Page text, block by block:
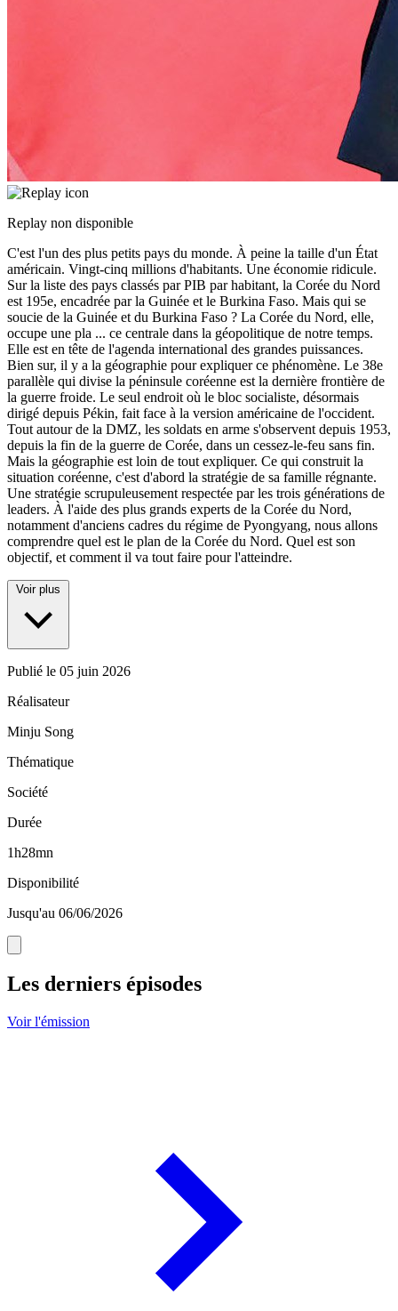
Replay non disponible
C'est l'un des plus petits pays du monde. À peine la taille d'un État
américain. Vingt-cinq millions d'habitants. Une économie ridicule.
Sur la liste des pays classés par PIB par habitant, la Corée du Nord
est 195e, encadrée par la Guinée et le Burkina Faso. Mais qui se
soucie de la Guinée et du Burkina Faso ? La Corée du Nord, elle,
occupe une pla ... ce centrale dans la géopolitique de notre temps.
Elle est en tête de l'agenda international des grandes puissances.
Bien sur, il y a la géographie pour expliquer ce phénomène. Le 38e
parallèle qui divise la péninsule coréenne est la dernière frontière de
la guerre froide. Le seul endroit où le bloc socialiste, désormais
dirigé depuis Pékin, fait face à la version américaine de l'occident.
Tout autour de la DMZ, les soldats en arme s'observent depuis 1953,
depuis la fin de la guerre de Corée, dans un cessez-le-feu sans fin.
Mais la géographie est loin de tout expliquer. Ce qui construit la
situation coréenne, c'est d'abord la stratégie de sa famille régnante.
Une stratégie scrupuleusement respectée par les trois générations de
leaders. À l'aide des plus grands experts de la Corée du Nord,
notamment d'anciens cadres du régime de Pyongyang, nous allons
comprendre quel est le plan de la Corée du Nord. Quel est son
objectif, et comment il va tout faire pour l'atteindre.
Voir plus
Publié le 05 juin 2026
Réalisateur
Minju Song
Thématique
Société
Durée
1h28mn
Disponibilité
Jusqu'au 06/06/2026
Les derniers épisodes
Voir l'émission